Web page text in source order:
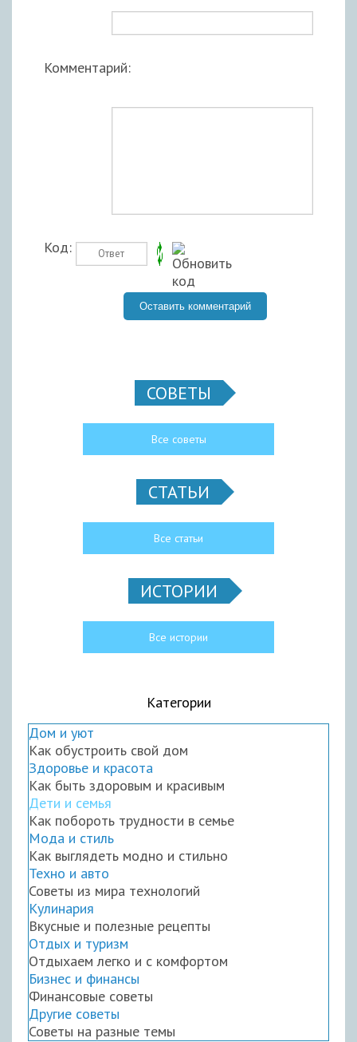
Комментарий:
Код:
СОВЕТЫ
Все советы
СТАТЬИ
Все статьи
ИСТОРИИ
Все истории
Категории
Дом и уют
Как обустроить свой дом
Здоровье и красота
Как быть здоровым и красивым
Дети и семья
Как побороть трудности в семье
Мода и стиль
Как выглядеть модно и стильно
Техно и авто
Советы из мира технологий
Кулинария
Вкусные и полезные рецепты
Отдых и туризм
Отдыхаем легко и с комфортом
Бизнес и финансы
Финансовые советы
Другие советы
Советы на разные темы